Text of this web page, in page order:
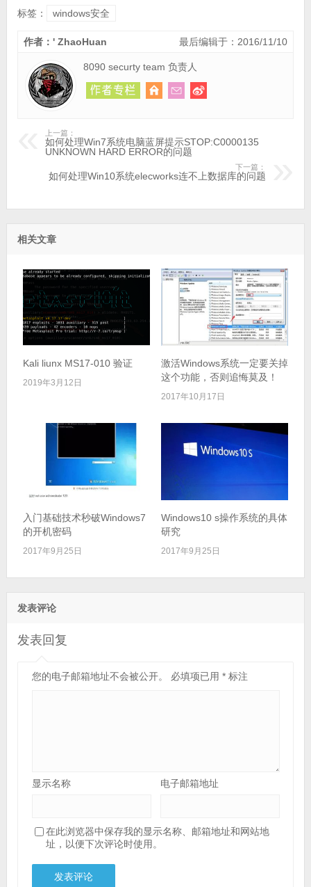
标签： windows安全
最后编辑于：2016/11/10
作者：' ZhaoHuan
8090 securty team 负责人
上一篇：
如何处理Win7系统电脑蓝屏提示STOP:C0000135
UNKNOWN HARD ERROR的问题
下一篇：
如何处理Win10系统elecworks连不上数据库的问题
相关文章
Kali liunx MS17-010 验证
2019年3月12日
激活Windows系统一定要关掉
这个功能，否则追悔莫及！
2017年10月17日
入门基础技术秒破Windows7
的开机密码
2017年9月25日
Windows10 s操作系统的具体
研究
2017年9月25日
发表评论
发表回复
您的电子邮箱地址不会被公开。 必填项已用 *标注
显示名称 电子邮箱地址
在此浏览器中保存我的显示名称、邮箱地址和网站地
址，以便下次评论时使用。